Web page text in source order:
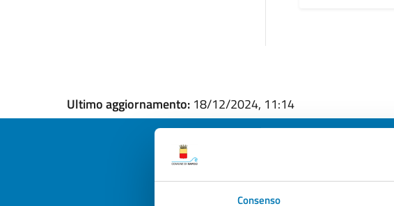
Consenso
Ultimo aggiornamento: 18/12/2024, 11:14